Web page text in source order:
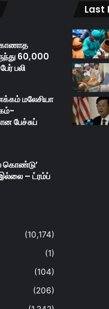
காணாத
60,000
பலி
மலேசியா
பேச்சுப்
கொண்டு’
– ட்ரம்ப்
(10,174)
(1)
(104)
(206)
Last